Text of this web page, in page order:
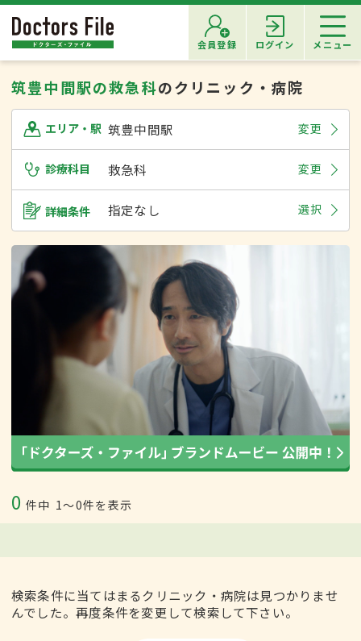
会員登録 ログイン メニュー
筑豊中間駅の救急科のクリニック・病院
エリア・駅 筑豊中間駅 変更
診療科目 救急科 変更
詳細条件 指定なし 選択
0 件中 1〜0件を表示
検索条件に当てはまるクリニック・病院は見つかりませ
んでした。再度条件を変更して検索して下さい。